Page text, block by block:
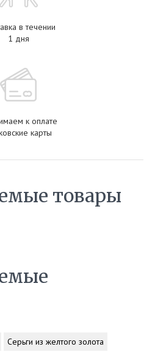
в течении
1 дня
к оплате
карты
товары
Серьги из желтого золота